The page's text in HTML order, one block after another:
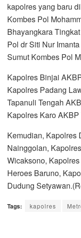
kapolres yang baru
Kombes Pol
Bhayangkara
Pol dr Siti Nur
Sumut Kombes Pol
Kapolres Binjai
Kapolres Padang
Tapanuli Tengah
Kapolres Karo
Kemudian, Kapolres
Nainggolan,
Wicaksono,
Heroes Baruno,
Dudung
Tags: kapolres